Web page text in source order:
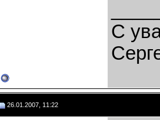
C
26.01.2007, 11:22